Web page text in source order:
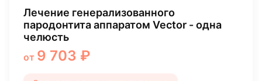
Лечение генерализованного
пародонтита аппаратом Vector - одна
челюсть
от 9 703 ₽